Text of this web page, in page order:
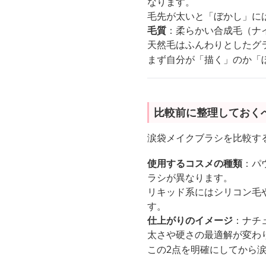
毛先が太いと「ぼかし」
毛質 ：柔らかい合成毛（
天然毛はふんわりとした
まず自分が「描く」のか
比較前に整理しておく
涙袋メイクブラシを比較
使用するコスメの種類：パ
ラシが異なります。
リキッド系にはシリコン
す。
仕上がりのイメージ ：ナ
太さや硬さの最適解が変わ
この2点を明確にしてから